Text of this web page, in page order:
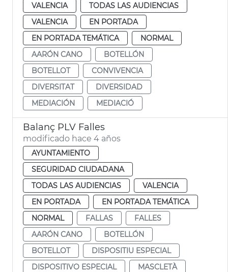
VALENCIA
TODAS LAS AUDIENCIAS
VALENCIA
EN PORTADA
EN PORTADA TEMÁTICA
NORMAL
AARÓN CANO
BOTELLÓN
BOTELLOT
CONVIVENCIA
DIVERSITAT
DIVERSIDAD
MEDIACIÓN
MEDIACIÓ
Balanç PLV Falles
modificado hace 4 años
AYUNTAMIENTO
SEGURIDAD CIUDADANA
TODAS LAS AUDIENCIAS
VALENCIA
EN PORTADA
EN PORTADA TEMÁTICA
NORMAL
FALLAS
FALLES
AARÓN CANO
BOTELLÓN
BOTELLOT
DISPOSITIU ESPECIAL
DISPOSITIVO ESPECIAL
MASCLETÀ